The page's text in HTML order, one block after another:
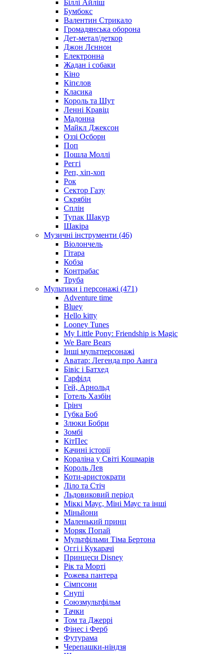
Біллі Айліш
Бумбокс
Валентин Стрикало
Громадянська оборона
Дет-метал/деткор
Джон Лєннон
Електронна
Жадан і собаки
Кіно
Кіпєлов
Класика
Король та Шут
Ленні Кравіц
Мадонна
Майкл Джексон
Оззі Осборн
Поп
Пошла Моллі
Реггі
Реп, хіп-хоп
Рок
Сектор Газу
Скрябін
Сплін
Тупак Шакур
Шакіра
Музичні інструменти (46)
Віолончель
Гітара
Кобза
Контрабас
Труба
Мультики і персонажі (471)
Adventure time
Bluey
Hello kitty
Looney Tunes
My Little Pony: Friendship is Magic
We Bare Bears
Інші мультперсонажі
Аватар: Легенда про Аанга
Бівіс і Батхед
Гарфілд
Гей, Арнольд
Готель Хазбін
Грінч
Губка Боб
Злюки Бобри
Зомбі
КітПес
Качині історії
Кораліна у Світі Кошмарів
Король Лев
Коти-аристократи
Ліло та Стіч
Льдовиковий період
Міккі Маус, Міні Маус та інші
Міньйони
Маленький принц
Моряк Попай
Мультфільми Тіма Бертона
Оггі і Кукарачі
Принцеси Disney
Рік та Морті
Рожева пантера
Сімпсони
Снупі
Союзмультфільм
Тачки
Том та Джеррі
Фінес і Ферб
Футурама
Черепашки-ніндзя